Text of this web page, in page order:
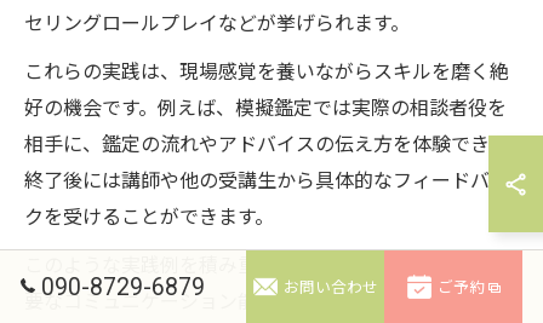
セリングロールプレイなどが挙げられます。
これらの実践は、現場感覚を養いながらスキルを磨く絶
好の機会です。例えば、模擬鑑定では実際の相談者役を
相手に、鑑定の流れやアドバイスの伝え方を体験でき、
終了後には講師や他の受講生から具体的なフィードバッ
クを受けることができます。
要なコミュニケーション能力や、状況判断力も自然と身
090-8729-6879 お問い合わせ ご予約